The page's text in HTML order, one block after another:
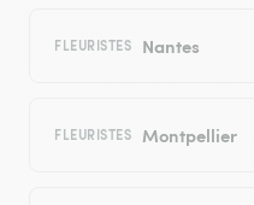
FLEURISTES Nantes
FLEURISTES Montpellier